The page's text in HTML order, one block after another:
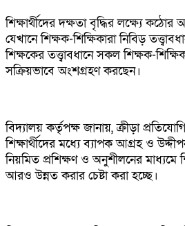
শিক্ষার্থীদের দক্ষতা বৃদ্ধির লক্ষ্যে
যেখানে শিক্ষক-শিক্ষিকারা নিবিড়
শিক্ষকের তত্ত্বাবধানে সকল শিক্ষক-
সক্রিয়ভাবে অংশগ্রহণ করছেন।
বিদ্যালয় কর্তৃপক্ষ জানায়, ক্রীড়া
শিক্ষার্থীদের মধ্যে ব্যাপক আগ্রহ ও
নিয়মিত প্রশিক্ষণ ও অনুশীলনের মাধ্যমে
আরও উন্নত করার চেষ্টা করা হচ্ছে।